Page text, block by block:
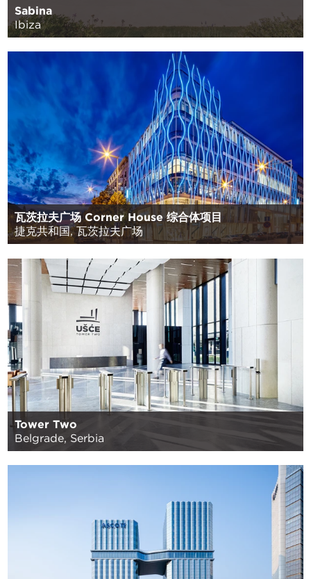
Sabina
Ibiza
瓦茨拉夫广场 Corner House 综合体项目
捷克共和国, 瓦茨拉夫广场
Tower Two
Belgrade, Serbia